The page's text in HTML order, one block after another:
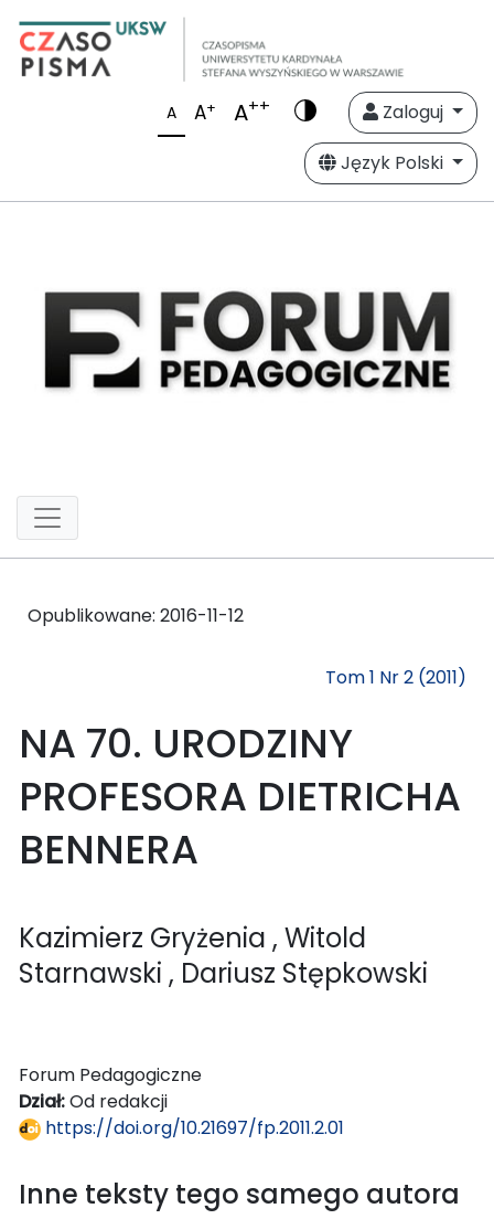
A A+ A++
Zaloguj
Język Polski
Opublikowane: 2016-11-12
Tom 1 Nr 2 (2011)
NA 70. URODZINY
PROFESORA DIETRICHA
BENNERA
Kazimierz Gryżenia , Witold
Starnawski , Dariusz Stępkowski
Forum Pedagogiczne
Dział:Od redakcji
https://doi.org/10.21697/fp.2011.2.01
Inne teksty tego samego autora